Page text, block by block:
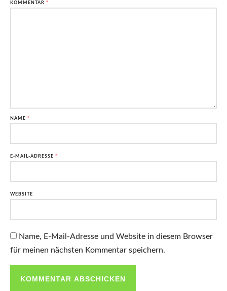
KOMMENTAR *
NAME *
E-MAIL-ADRESSE *
WEBSITE
Name, E-Mail-Adresse und Website in diesem Browser
für meinen nächsten Kommentar speichern.